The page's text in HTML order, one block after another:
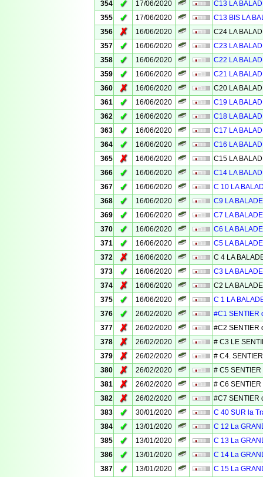
354
✓ 17/06/2020
C13 LA
355
✓ 17/06/2020
C13 BIS LA
356
✗ 16/06/2020
C24 LA
357
✓ 16/06/2020
C23 LA
358
✓ 16/06/2020
C22 LA
359
✓ 16/06/2020
C21 LA
360
✗ 16/06/2020
C20 LA
361
✓ 16/06/2020
C19 LA
362
✓ 16/06/2020
C18 LA
363
✓ 16/06/2020
C17 LA
364
✓ 16/06/2020
C16 LA
365
✗ 16/06/2020
C15 LA
366
✓ 16/06/2020
C14 LA
367
✓ 16/06/2020
C 10 LA
368
✓ 16/06/2020
C9 LA
369
✓ 16/06/2020
C7 LA
370
✓ 16/06/2020
C6 LA
371
✓ 16/06/2020
C5 LA
372
✗ 16/06/2020
C 4 LA
373
✓ 16/06/2020
C3 LA
374
✗ 16/06/2020
C2 LA
375
✓ 16/06/2020
C 1 LA
376
✓ 26/02/2020
#C1 SENTIER
377
✗ 26/02/2020
#C2 SENTIER
378
✗ 26/02/2020
# C3 LE
379
✗ 26/02/2020
# C4.
380
✗ 26/02/2020
# C5
381
✗ 26/02/2020
# C6 SENTIER
382
✗ 26/02/2020
#C7 SENTIER
383
✓ 30/01/2020
C 40 SUR la
384
✓ 13/01/2020
C 12 La
385
✓ 13/01/2020
C 13 La
386
✓ 13/01/2020
C 14 La
387
✓ 13/01/2020
C 15 La